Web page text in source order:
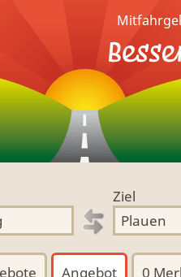
Ziel
Angebot 0